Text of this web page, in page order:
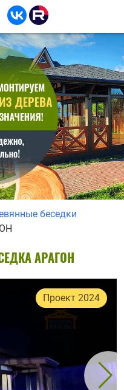
беседки
АРАГОН
Проект 2024